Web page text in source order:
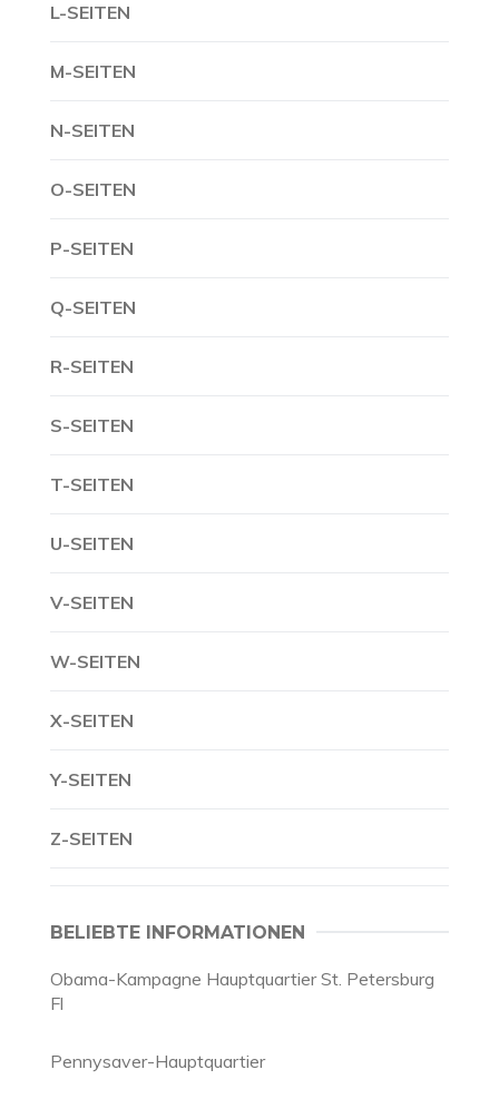
L-SEITEN
M-SEITEN
N-SEITEN
O-SEITEN
P-SEITEN
Q-SEITEN
R-SEITEN
S-SEITEN
T-SEITEN
U-SEITEN
V-SEITEN
W-SEITEN
X-SEITEN
Y-SEITEN
Z-SEITEN
BELIEBTE INFORMATIONEN
Obama-Kampagne Hauptquartier St. Petersburg
Fl
Pennysaver-Hauptquartier